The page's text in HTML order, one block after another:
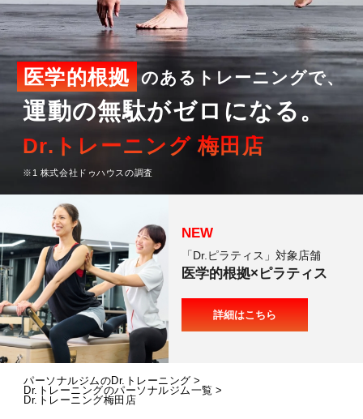
医学的根拠 のあるトレーニングで、
運動の無駄がゼロになる。
Dr.トレーニング 梅田店
※1 株式会社ドゥハウスの調査
「Dr.ピラティス」対象店舗
医学的根拠×ピラティス
詳細はこちら
パーソナルジムのDr.トレーニング
Dr.トレーニングのパーソナルジム一覧
Dr.トレーニング梅田店
料金
TRAINING
METHOD
メソッド
REVIEW
FAQ